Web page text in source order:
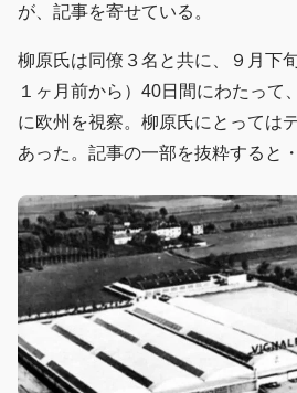
が、記事を寄せている。
柳原氏は同僚３名と共に、９月下
１ヶ月前から）40日間にわたって
に欧州を視察。柳原氏にとっては
あった。記事の一部を抜粋すると・